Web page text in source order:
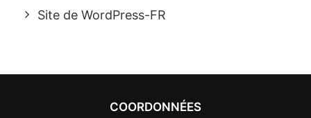
Site de WordPress-FR
COORDONNÉES